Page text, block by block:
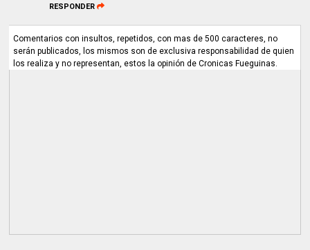
RESPONDER
Comentarios con insultos, repetidos, con mas de 500 caracteres, no
serán publicados, los mismos son de exclusiva responsabilidad de quien
los realiza y no representan, estos la opinión de Cronicas Fueguinas.